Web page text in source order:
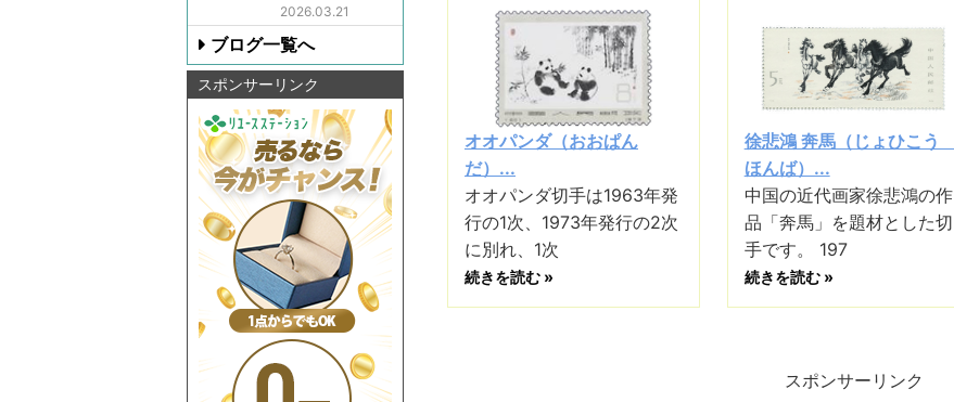
オオパンダ（おおぱん
だ）...
オオパンダ切手は1963年発
行の1次、1973年発行の2次
に別れ、1次
続きを読む »
徐悲鴻 奔馬（じょひこう
ほんば）...
中国の近代画家徐悲鴻の作
品「奔馬」を題材とした切
手です。 197
続きを読む »
スポンサーリンク
2026.03.21
ブログ一覧へ
スポンサーリンク